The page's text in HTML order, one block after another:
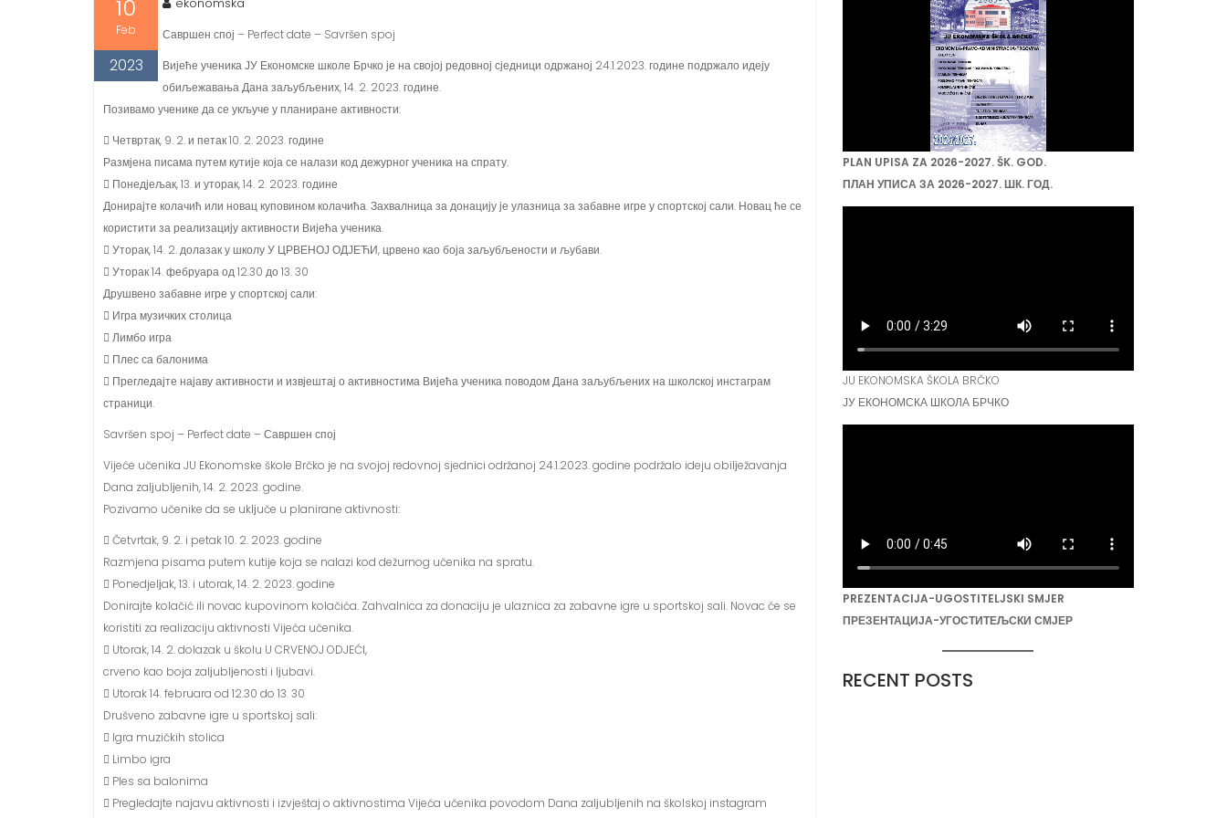
10
Feb
2023
Савршен спој – Perfect date – Savršen spoj
Вијеће ученика ЈУ Економске школе Брчко је на својој редовној сједници одржаној 24.1.2023. године подржало идеју
обиљежавања Дана заљубљених, 14. 2. 2023. године.
Позивамо ученике да се укључе у планиране активности:
 Четвртак, 9. 2. и петак 10. 2. 2023. године
Размјена писама путем кутије која се налази код дежурног ученика на спрату.
 Понедјељак, 13. и уторак, 14. 2. 2023. године
Донирајте колачић или новац куповином колачића. Захвалница за донацију је улазница за забавне игре у спортској сали. Новац ће се
користити за реализацију активности Вијећа ученика.
 Уторак, 14. 2. долазак у школу У ЦРВЕНОЈ ОДЈЕЋИ, црвено као боја заљубљености и љубави.
 Уторак 14. фебруара од 12.30 до 13. 30
Друшвено забавне игре у спортској сали:
 Игра музичких столица
 Лимбо игра
 Плес са балонима
 Прегледајте најаву активности и извјештај о активностима Вијећа ученика поводом Дана заљубљених на школској инстаграм
страници.
Savršen spoj – Perfect date – Савршен спој
Vijeće učenika JU Ekonomske škole Brčko je na svojoj redovnoj sjednici održanoj 24.1.2023. godine podržalo ideju obilјežavanja
Dana zalјublјenih, 14. 2. 2023. godine.
Pozivamo učenike da se uklјuče u planirane aktivnosti:
 Četvrtak, 9. 2. i petak 10. 2. 2023. godine
Razmjena pisama putem kutije koja se nalazi kod dežurnog učenika na spratu.
 Ponedjelјak, 13. i utorak, 14. 2. 2023. godine
Donirajte kolačić ili novac kupovinom kolačića. Zahvalnica za donaciju je ulaznica za zabavne igre u sportskoj sali. Novac će se
koristiti za realizaciju aktivnosti Vijeća učenika.
 Utorak, 14. 2. dolazak u školu U CRVENOJ ODJEĆI,
crveno kao boja zalјublјenosti i lјubavi.
 Utorak 14. februara od 12.30 do 13. 30
Drušveno zabavne igre u sportskoj sali:
 Igra muzičkih stolica
 Limbo igra
 Ples sa balonima
 Pregledajte najavu aktivnosti i izvještaj o aktivnostima Vijeća učenika povodom Dana zalјublјenih na školskoj instagram
PLAN UPISA ZA 2026-2027. ŠK. GOD.
ПЛАН УПИСА ЗА 2026-2027. ШК. ГОД.
JU EKONOMSKA ŠKOLA BRČKO
ЈУ ЕКОНОМСКА ШКОЛА БРЧКО
PREZENTACIJA-UGOSTITELJSKI SMJER
ПРЕЗЕНТАЦИЈА-УГОСТИТЕЉСКИ СМЈЕР
RECENT POSTS